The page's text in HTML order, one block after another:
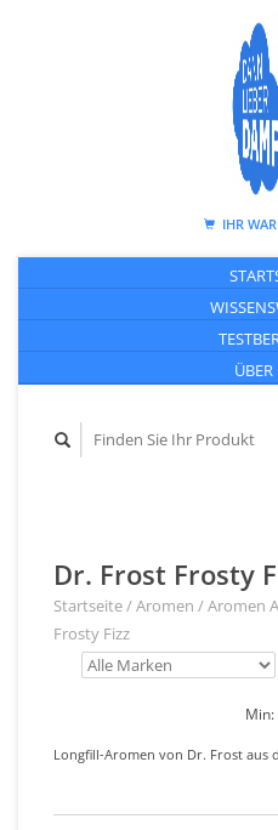
IHR
Dr. Frost Frosty
Startseite/Aromen /Aromen
Frosty Fizz
Min:
Longfill-Aromen von Dr. Frost aus